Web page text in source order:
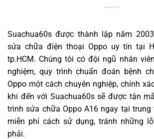
Suachua60s được thành lập năm
sửa chữa điện thoại Oppo uy tín tại
tp.HCM. Chúng tôi có đội ngũ nhân
nghiệm, quy trình chuẩn đoán bệnh
Oppo một cách chuyên nghiệp, chính
khi đến với Suachua60s sẽ được tận
trình sửa chữa Oppo A16 ngay tại
miễn phí cách sử dụng, tránh những
phải.